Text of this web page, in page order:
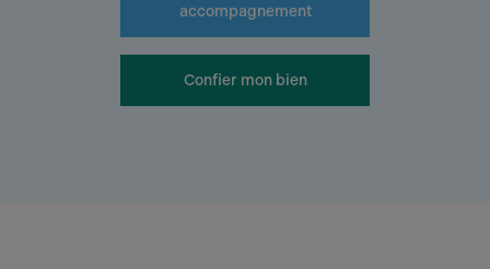
accompagnement
Confier mon bien